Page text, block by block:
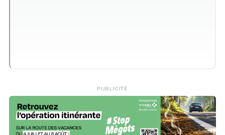
PUBLICITÉ